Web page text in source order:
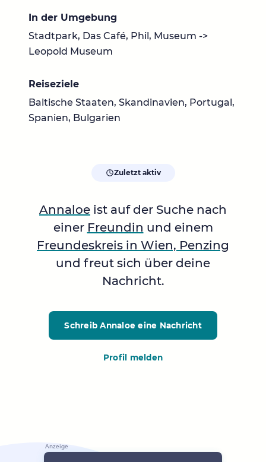
In der Umgebung
Stadtpark, Das Café, Phil, Museum ->
Leopold Museum
Reiseziele
Baltische Staaten, Skandinavien, Portugal,
Spanien, Bulgarien
Zuletzt aktiv
Annaloe ist auf der Suche nach
einer Freundin und einem
Freundeskreis in Wien, Penzing
und freut sich über deine
Nachricht.
Schreib Annaloe eine Nachricht
Profil melden